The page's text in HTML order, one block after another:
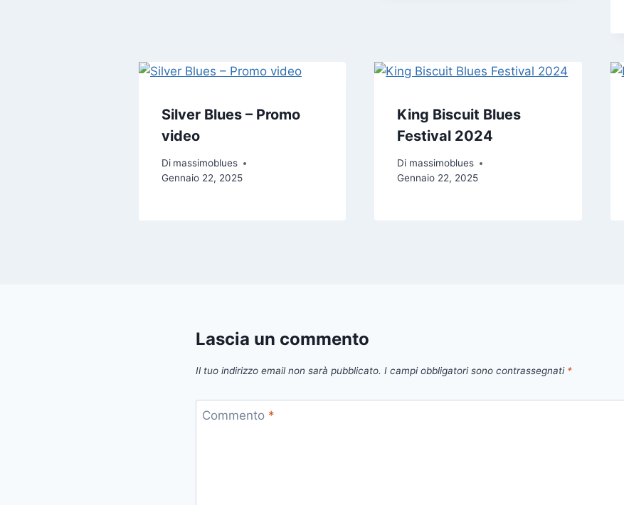
Silver Blues – Promo
video
Di massimoblues
Gennaio 22, 2025
King Biscuit Blues
Festival 2024
Di massimoblues
Gennaio 22, 2025
Lascia un commento
Il tuo indirizzo email non sarà pubblicato. I campi obbligatori sono contrassegnati *
Commento *